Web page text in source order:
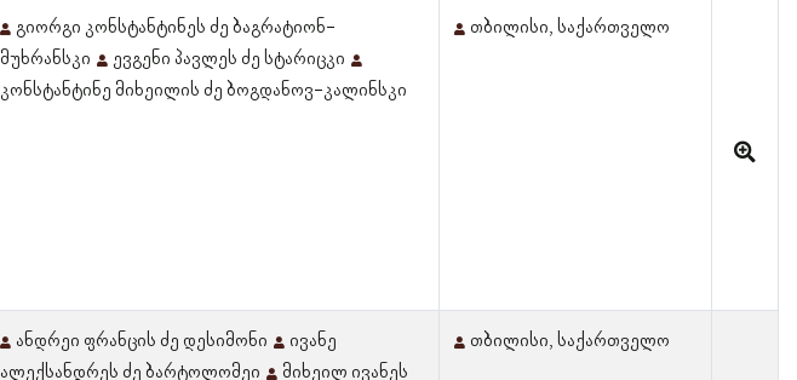
გიორგი კონსტანტინეს ძე ბაგრატიონ-
მუხრანსკი
ევგენი პავლეს ძე სტარიცკი
კონსტანტინე მიხეილის ძე ბოგდანოვ-კალინსკი
თბილისი, საქართველო
ანდრეი ფრანცის ძე დესიმონი
ივანე
ალექსანდრეს ძე ბარტოლომეი
მიხეილ ივანეს
თბილისი, საქართველო